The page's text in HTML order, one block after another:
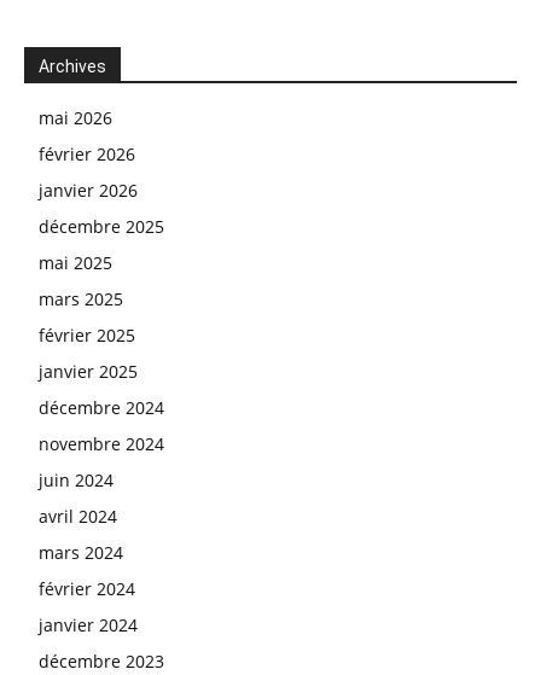
Archives
mai 2026
février 2026
janvier 2026
décembre 2025
mai 2025
mars 2025
février 2025
janvier 2025
décembre 2024
novembre 2024
juin 2024
avril 2024
mars 2024
février 2024
janvier 2024
décembre 2023